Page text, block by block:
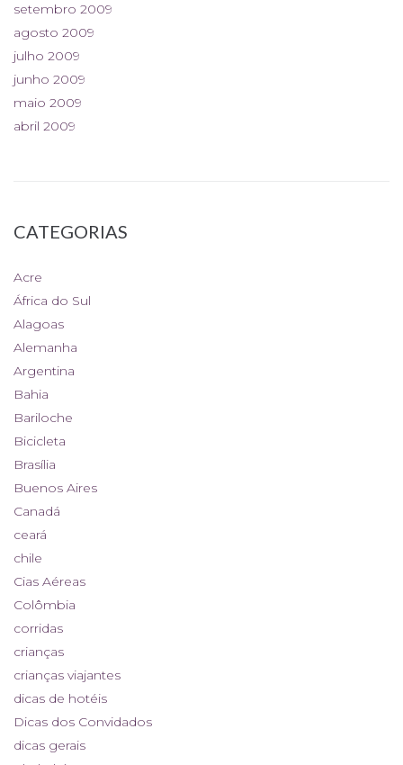
setembro 2009
agosto 2009
julho 2009
junho 2009
maio 2009
abril 2009
CATEGORIAS
Acre
África do Sul
Alagoas
Alemanha
Argentina
Bahia
Bariloche
Bicicleta
Brasília
Buenos Aires
Canadá
ceará
chile
Cias Aéreas
Colômbia
corridas
crianças
crianças viajantes
dicas de hotéis
Dicas dos Convidados
dicas gerais